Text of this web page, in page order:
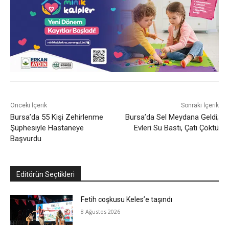
Önceki İçerik
Bursa’da 55 Kişi Zehirlenme
Şüphesiyle Hastaneye
Başvurdu
Sonraki İçerik
Bursa’da Sel Meydana Geldi;
Evleri Su Bastı, Çatı Çöktü
Editörün Seçtikleri
Fetih coşkusu Keles’e taşındı
8 Ağustos 2026